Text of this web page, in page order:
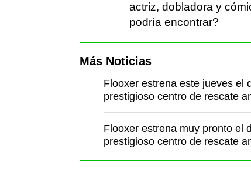
actriz, dobladora y
podría encontrar?
Más Noticias
Flooxer estrena este jueves el
prestigioso centro de rescate
Flooxer estrena muy pronto el
prestigioso centro de rescate